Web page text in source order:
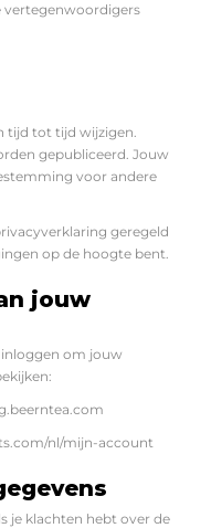
vertegenwoordigers
tijd tot tijd wijzigen.
gepubliceerd. Jouw
voor andere
geregeld
op de hoogte bent.
jouw
om jouw
nl/mijn-account
je klachten hebt over de